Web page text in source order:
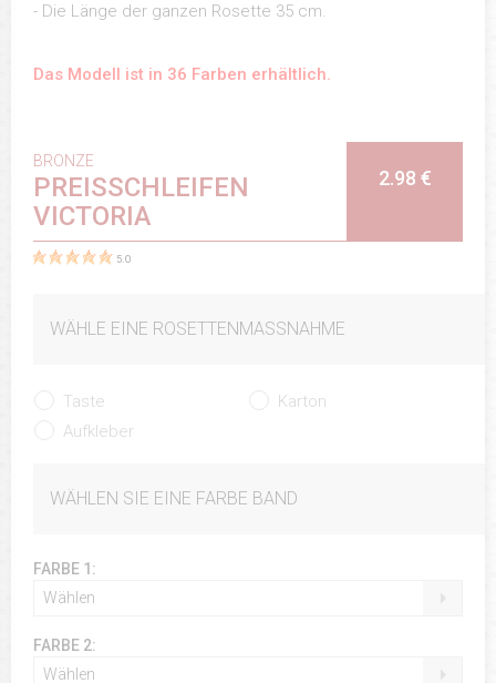
- Die Länge der ganzen Rosette 35 cm.
Das Modell ist in 36 Farben erhältlich.
BRONZE
PREISSCHLEIFEN
VICTORIA
2.98 €
5.0
WÄHLE EINE ROSETTENMASSNAHME
Taste
Karton
Aufkleber
WÄHLEN SIE EINE FARBE BAND
FARBE 1:
Wählen
FARBE 2:
Wählen